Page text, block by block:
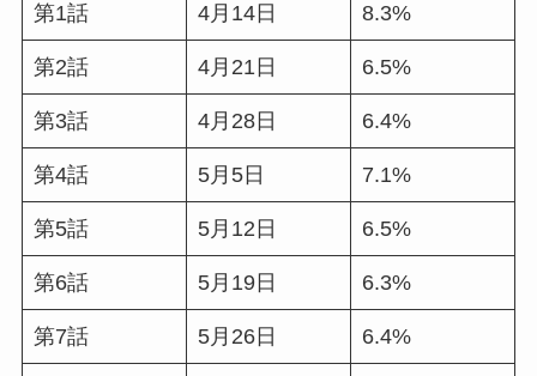
第1話 4月14日 8.3%
第2話 4月21日 6.5%
第3話 4月28日 6.4%
第4話 5月5日 7.1%
第5話 5月12日 6.5%
第6話 5月19日 6.3%
第7話 5月26日 6.4%